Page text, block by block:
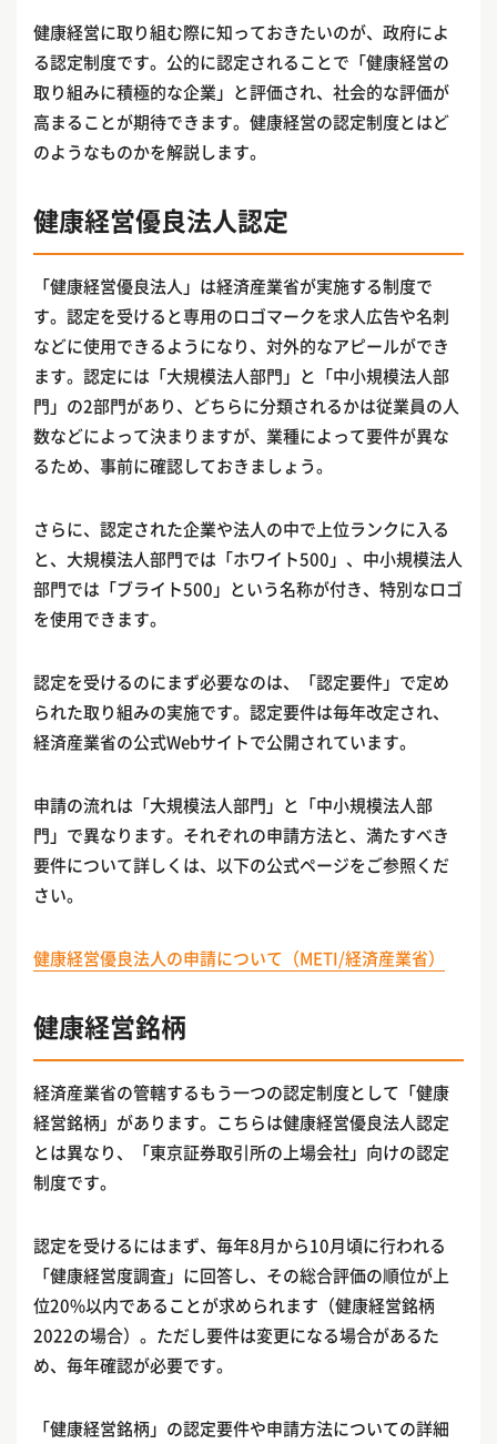
健康経営に取り組む際に知っておきたいのが、政府によ
る認定制度です。公的に認定されることで「健康経営の
取り組みに積極的な企業」と評価され、社会的な評価が
高まることが期待できます。健康経営の認定制度とはど
のようなものかを解説します。
健康経営優良法人認定
「健康経営優良法人」は経済産業省が実施する制度で
す。認定を受けると専用のロゴマークを求人広告や名刺
などに使用できるようになり、対外的なアピールができ
ます。認定には「大規模法人部門」と「中小規模法人部
門」の2部門があり、どちらに分類されるかは従業員の人
数などによって決まりますが、業種によって要件が異な
るため、事前に確認しておきましょう。
さらに、認定された企業や法人の中で上位ランクに入る
と、大規模法人部門では「ホワイト500」、中小規模法人
部門では「ブライト500」という名称が付き、特別なロゴ
を使用できます。
認定を受けるのにまず必要なのは、「認定要件」で定め
られた取り組みの実施です。認定要件は毎年改定され、
経済産業省の公式Webサイトで公開されています。
申請の流れは「大規模法人部門」と「中小規模法人部
門」で異なります。それぞれの申請方法と、満たすべき
要件について詳しくは、以下の公式ページをご参照くだ
さい。
健康経営優良法人の申請について（METI/経済産業省）
健康経営銘柄
経済産業省の管轄するもう一つの認定制度として「健康
経営銘柄」があります。こちらは健康経営優良法人認定
とは異なり、「東京証券取引所の上場会社」向けの認定
制度です。
認定を受けるにはまず、毎年8月から10月頃に行われる
「健康経営度調査」に回答し、その総合評価の順位が上
位20%以内であることが求められます（健康経営銘柄
2022の場合）。ただし要件は変更になる場合があるた
め、毎年確認が必要です。
「健康経営銘柄」の認定要件や申請方法についての詳細